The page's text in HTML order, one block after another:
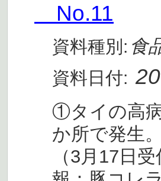
No.11
資料種別: 食
資料日付:
①タイの高
か所で発生
（3月17日